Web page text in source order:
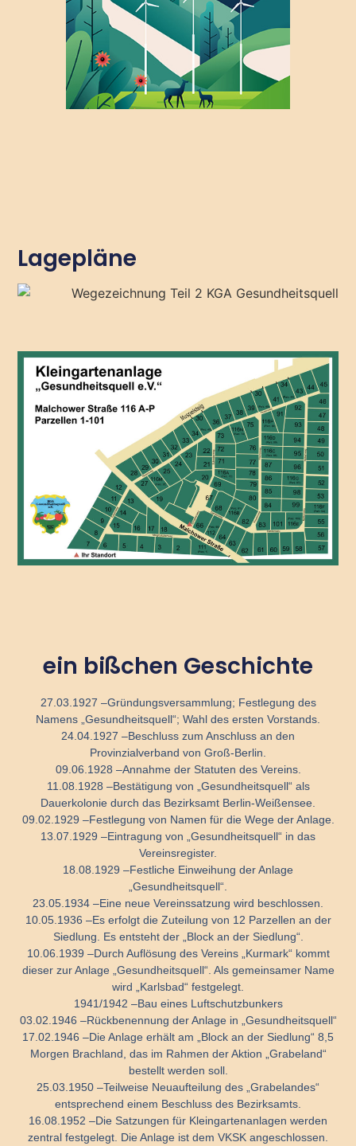
Lagepläne
ein bißchen Geschichte
27.03.1927 –Gründungsversammlung; Festlegung des
Namens „Gesundheitsquell“; Wahl des ersten Vorstands.
24.04.1927 –Beschluss zum Anschluss an den
Provinzialverband von Groß-Berlin.
09.06.1928 –Annahme der Statuten des Vereins.
11.08.1928 –Bestätigung von „Gesundheitsquell“ als
Dauerkolonie durch das Bezirksamt Berlin-Weißensee.
09.02.1929 –Festlegung von Namen für die Wege der Anlage.
13.07.1929 –Eintragung von „Gesundheitsquell“ in das
Vereinsregister.
18.08.1929 –Festliche Einweihung der Anlage
„Gesundheitsquell“.
23.05.1934 –Eine neue Vereinssatzung wird beschlossen.
10.05.1936 –Es erfolgt die Zuteilung von 12 Parzellen an der
Siedlung. Es entsteht der „Block an der Siedlung“.
10.06.1939 –Durch Auflösung des Vereins „Kurmark“ kommt
dieser zur Anlage „Gesundheitsquell“. Als gemeinsamer Name
wird „Karlsbad“ festgelegt.
1941/1942 –Bau eines Luftschutzbunkers
03.02.1946 –Rückbenennung der Anlage in „Gesundheitsquell“
17.02.1946 –Die Anlage erhält am „Block an der Siedlung“ 8,5
Morgen Brachland, das im Rahmen der Aktion „Grabeland“
bestellt werden soll.
25.03.1950 –Teilweise Neuaufteilung des „Grabelandes“
entsprechend einem Beschluss des Bezirksamts.
16.08.1952 –Die Satzungen für Kleingartenanlagen werden
zentral festgelegt. Die Anlage ist dem VKSK angeschlossen.